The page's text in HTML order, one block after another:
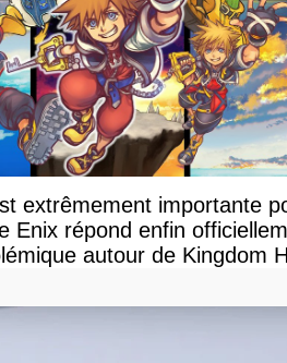
extrêmement importante
Enix répond enfin
autour de Kingdom